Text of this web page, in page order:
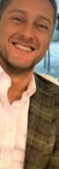
red
comunidad